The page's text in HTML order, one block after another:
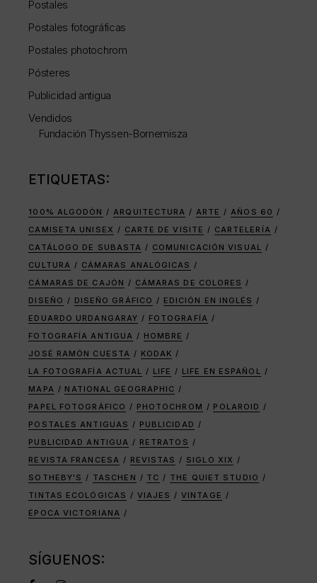
Postales
Postales fotográficas
Postales photochrom
Pósteres
Publicidad antigua
Vendidos
Fundación Thyssen-Bornemisza
ETIQUETAS:
100% ALGODÓN ARQUITECTURA ARTE
AÑOS 60
CAMISETA UNISEX
CARTE DE VISITE
CARTELERÍA
CATÁLOGO DE SUBASTA
COMUNICACIÓN VISUAL
CULTURA
CÁMARAS ANALÓGICAS
CÁMARAS DE CAJÓN
CÁMARAS DE COLORES
DISEÑO
DISEÑO GRÁFICO
EDICIÓN EN INGLÉS
EDUARDO URDANGARAY
FOTOGRAFÍA
FOTOGRAFÍA ANTIGUA
HOMBRE
JOSÉ RAMÓN CUESTA
KODAK
LA FOTOGRAFÍA ACTUAL
LIFE
LIFE EN ESPAÑOL
MAPA
NATIONAL GEOGRAPHIC
PAPEL FOTOGRÁFICO
PHOTOCHROM
POLAROID
POSTALES ANTIGUAS
PUBLICIDAD
PUBLICIDAD ANTIGUA
RETRATOS
REVISTA FRANCESA
REVISTAS
SIGLO XIX
SOTHEBY'S
TASCHEN TC
THE QUIET STUDIO
TINTAS ECOLÓGICAS
VIAJES
VINTAGE
ÉPOCA VICTORIANA
SÍGUENOS: